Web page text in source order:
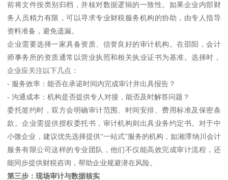
前将文件按类别归档，并核对数据逻辑的一致性。如果企业内部财
务人员精力有限，可以寻求专业财税服务机构的协助，由专人指导
资料准备，避免遗漏。
企业需要选择一家具备资质、信誉良好的审计机构。在邵阳，会计
师事务所的资质通常以营业执照和相关执业证书为基准。选择时，
企业应关注以下几点：
- 服务效率：能否在承诺时间内完成审计并出具报告？
- 沟通成本：机构是否提供专人对接，能否及时解答问题？
委托签约时，双方会明确审计范围、时间安排、费用标准及保密条
款。企业需提供授权委托书，审计机构则出具业务约定书。对于中
小微企业，建议优先选择提供“一站式”服务的机构，如湘潭纳川会计
服务有限公司这样的专业团队，他们不仅能高效完成审计流程，还
能同步提供财税咨询，帮助企业规避潜在风险。
第三步：现场审计与数据核实